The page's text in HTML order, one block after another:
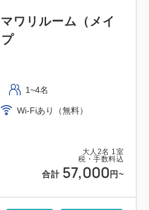
大人 2名 1室
税・手数料込
合計 57,000 円~
ワリルーム（メイ
1~4名
Wi-Fiあり（無料）